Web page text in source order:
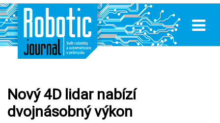
Nový 4D lidar nabízí
dvojnásobný výkon